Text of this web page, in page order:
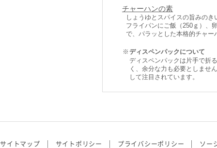
チャーハンの素
しょうゆとスパイスの旨みの
フライパンにご飯（250ｇ）、
で、パラッとした本格的チャー
※ ディスペンパックについて
ディスペンパックは片手で折
く、余分な力も必要としませ
して注目されています。
サイトマップ サイトポリシー プライバシーポリシー ソー